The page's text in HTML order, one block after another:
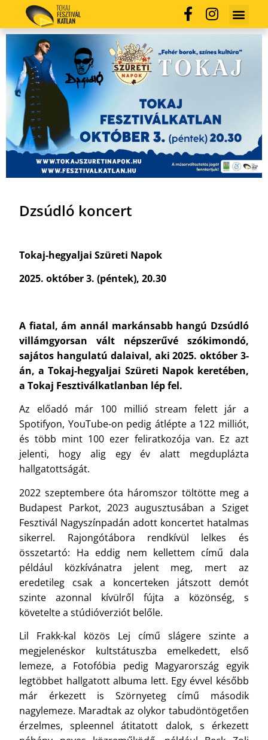
Dzsúdló koncert
Tokaj-hegyaljai Szüreti Napok
2025. október 3. (péntek), 20.30
A fiatal, ám annál markánsabb hangú Dzsúdló
villámgyorsan vált népszerűvé szókimondó,
sajátos hangulatú dalaival, aki 2025. október 3-
án, a Tokaj-hegyaljai Szüreti Napok keretében,
a Tokaj Fesztiválkatlanban lép fel.
Az előadó már 100 millió stream felett jár a
Spotifyon, YouTube-on pedig átlépte a 122 milliót,
és több mint 100 ezer feliratkozója van. Ez azt
jelenti, hogy alig egy év alatt megduplázta
hallgatottságát.
2022 szeptembere óta háromszor töltötte meg a
Budapest Parkot, 2023 augusztusában a Sziget
Fesztivál Nagyszínpadán adott koncertet hatalmas
sikerrel. Rajongótábora rendkívül lelkes és
összetartó: Ha eddig nem kellettem című dala
például közkívánatra jelent meg, mert az
eredetileg csak a koncerteken játszott demót
szinte azonnal kívülről fújta a közönség, s
követelte a stúdióverziót belőle.
Lil Frakk-kal közös Lej című slágere szinte a
megjelenéskor kultstátuszba emelkedett, első
lemeze, a Fotofóbia pedig Magyarország egyik
legtöbbet hallgatott albuma lett. Egy évvel később
már érkezett is Szörnyeteg című második
nagylemeze. Maradtak az olykor tabudöntögetően
érzelmes, spleennel átitatott dalok, s érkezett